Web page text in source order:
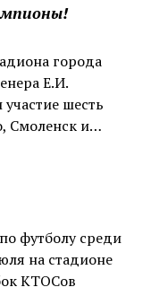
города
Е.И.
шесть
Смоленск и…
футболу среди
на стадионе
КТОСов